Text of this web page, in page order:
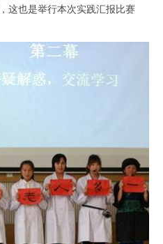
这也是举行本次实践汇报比赛